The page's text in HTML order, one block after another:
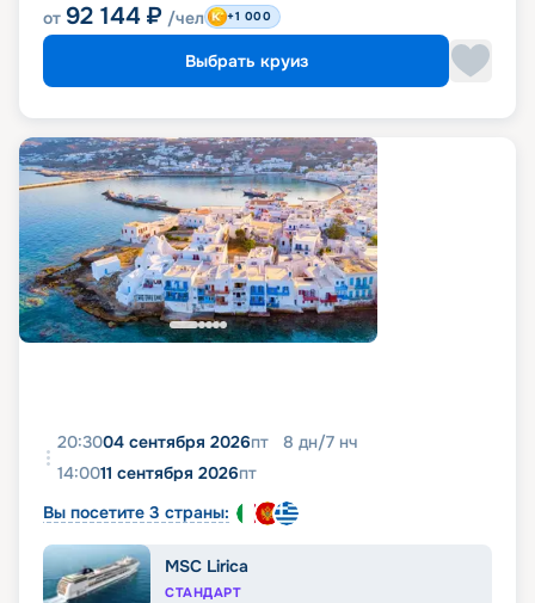
от 92 144 ₽ /чел +1 000
Выбрать круиз
20:3004 сентября 2026пт 8 дн/7 нч
14:0011 сентября 2026пт
Вы посетите 3 страны:
MSC Lirica
СТАНДАРТ